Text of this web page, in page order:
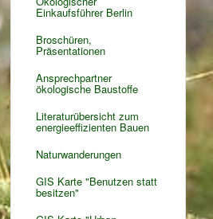
Einkaufsführer Berlin
Broschüren,
Präsentationen
Ansprechpartner
ökologische Baustoffe
Literaturübersicht zum
energieeffizienten Bauen
Naturwanderungen
GIS Karte "Benutzen statt
besitzen"